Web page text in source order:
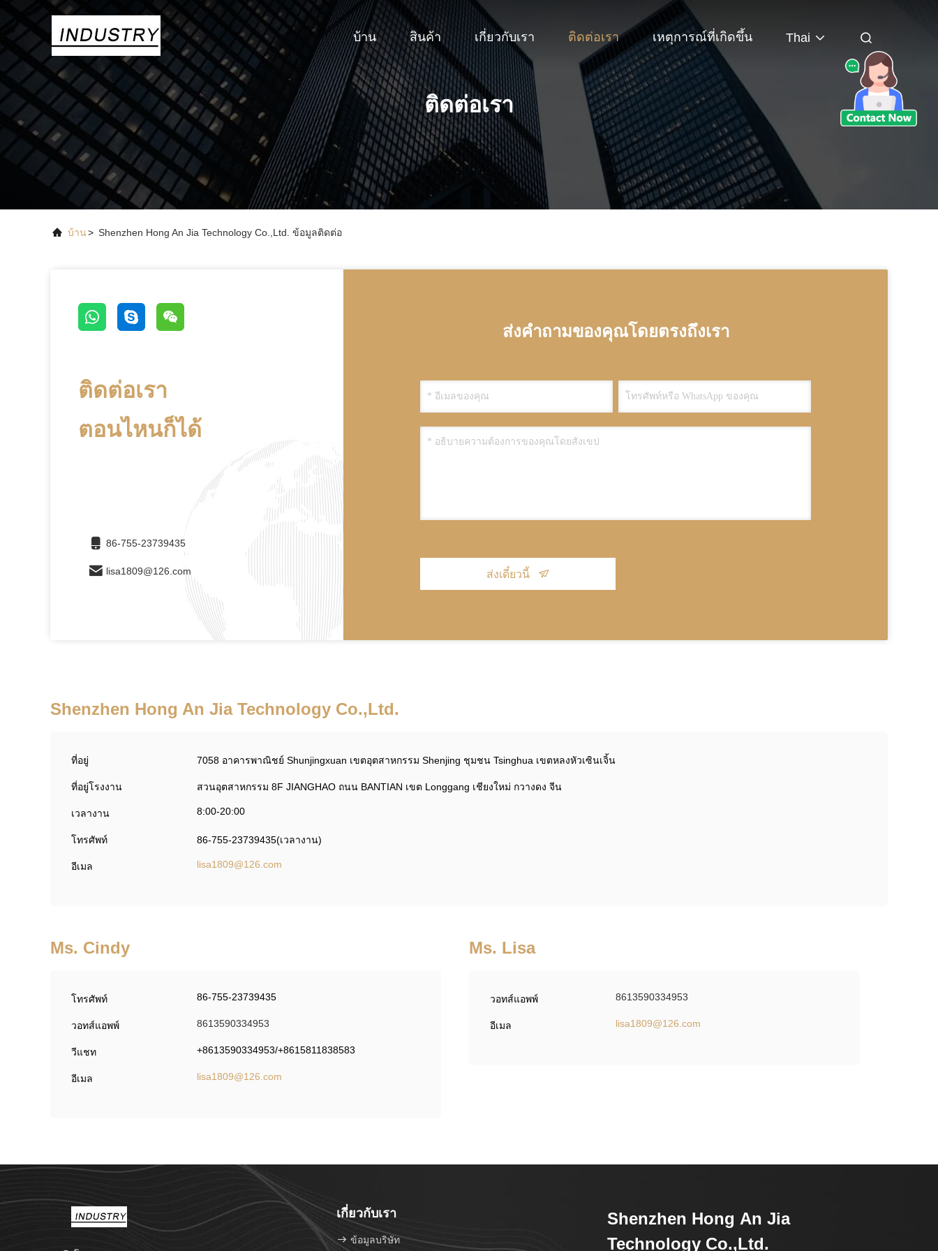
บ้าน สินค้า เกี่ยวกับเรา ติดต่อเรา เหตุการณ์ที่เกิดขึ้น Thai
ติดต่อเรา
บ้าน> Shenzhen Hong An Jia Technology Co.,Ltd. ข้อมูลติดต่อ
ติดต่อเรา
ตอนไหนก็ได้
86-755-23739435
lisa1809@126.com
ส่งคำถามของคุณโดยตรงถึงเรา
ส่งเดี๋ยวนี้
Shenzhen Hong An Jia Technology Co.,Ltd.
ที่อยู่ 7058 อาคารพาณิชย์ Shunjingxuan เขตอุตสาหกรรม Shenjing ชุมชน Tsinghua เขตหลงหัวเซินเจิ้น
ที่อยู่โรงงาน สวนอุตสาหกรรม 8F JIANGHAO ถนน BANTIAN เขต Longgang เชียงใหม่ กวางดง จีน
เวลางาน 8:00-20:00
โทรศัพท์ 86-755-23739435(เวลางาน)
อีเมล lisa1809@126.com
Ms. Cindy
โทรศัพท์ 86-755-23739435
วอทส์แอพพ์ 8613590334953
วีแชท +8613590334953/+8615811838583
อีเมล lisa1809@126.com
Ms. Lisa
วอทส์แอพพ์ 8613590334953
อีเมล lisa1809@126.com
เกี่ยวกับเรา
ข้อมูลบริษัท
Shenzhen Hong An Jia
Technology Co.,Ltd.